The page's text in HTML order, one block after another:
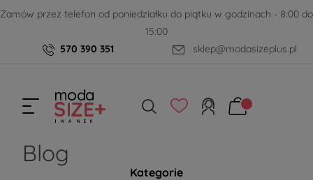
Zamów przez telefon od poniedziałku do piątku w godzinach - 8:00 do
15:00
570 390 351
sklep@modasizeplus.pl
Blog
Kategorie